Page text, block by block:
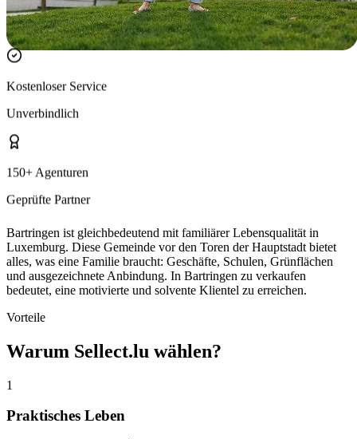
Kostenloser Service
Unverbindlich
150+ Agenturen
Geprüfte Partner
Bartringen ist gleichbedeutend mit familiärer Lebensqualität in
Luxemburg. Diese Gemeinde vor den Toren der Hauptstadt bietet
alles, was eine Familie braucht: Geschäfte, Schulen, Grünflächen
und ausgezeichnete Anbindung. In Bartringen zu verkaufen
bedeutet, eine motivierte und solvente Klientel zu erreichen.
Vorteile
Warum Sellect.lu wählen?
1
Praktisches Leben